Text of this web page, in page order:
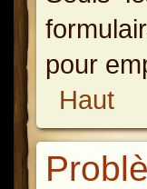
pour
Haut